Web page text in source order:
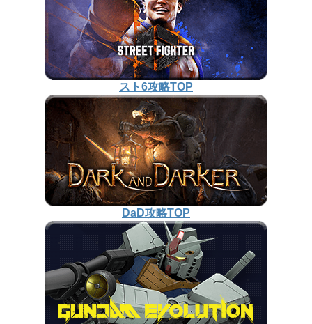
スト6攻略TOP
DaD攻略TOP